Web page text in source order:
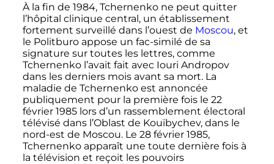
À la fin de 1984, Tchernenko ne peut quitter
l’hôpital clinique central, un établissement
fortement surveillé dans l’ouest de Moscou, et
le Politburo appose un fac-similé de sa
signature sur toutes les lettres, comme
Tchernenko l’avait fait avec Iouri Andropov
dans les derniers mois avant sa mort. La
maladie de Tchernenko est annoncée
publiquement pour la première fois le 22
février 1985 lors d’un rassemblement électoral
télévisé dans l’Oblast de Kouïbychev, dans le
nord-est de Moscou. Le 28 février 1985,
Tchernenko apparaît une toute dernière fois à
la télévision et reçoit les pouvoirs